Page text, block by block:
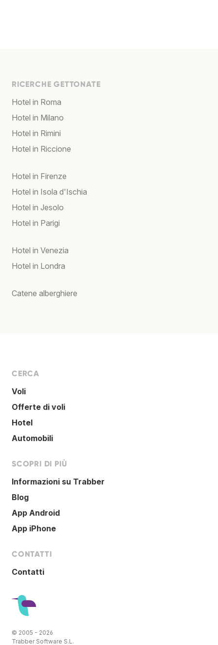
RICERCHE GETTONATE
Hotel in Roma
Hotel in Milano
Hotel in Rimini
Hotel in Riccione
Hotel in Firenze
Hotel in Isola d'Ischia
Hotel in Jesolo
Hotel in Parigi
Hotel in Venezia
Hotel in Londra
Catene alberghiere
CERCA
Voli
Offerte di voli
Hotel
Automobili
SCOPRI DI PIÙ
Informazioni su Trabber
Blog
App Android
App iPhone
CONTATTI
Contatti
© 2005 - 2026
Trabber Software S.L.